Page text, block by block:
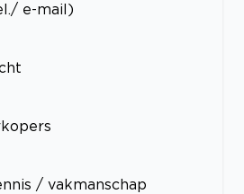
e-mail)
/ vakmanschap